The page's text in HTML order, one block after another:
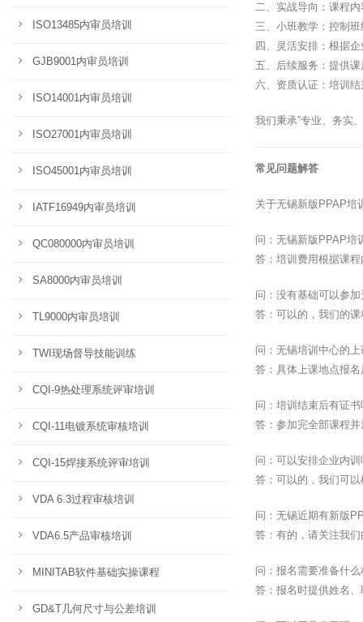
二、实战导向：课程
三、小班教学：控制
四、灵活安排：根据
五、后续服务：提供
六、资质认证：培训
我们秉承”专业、务实
常见问题解答
关于无锡新版PPAP培
问：无锡新版PPAP培
答：培训费用根据课
问：没有基础可以参
答：可以的，我们的
问：无锡培训中心的
答：具体上课地点报
问：培训结束后有证书
答：参加完全部课程
问：可以安排企业内训
答：可以的，我们可
问：无锡近期有新版
答：有的，请关注我
问：报名需要准备什
答：报名时提供姓名
ISO13485内审员培训
GJB9001内审员培训
ISO14001内审员培训
ISO27001内审员培训
ISO45001内审员培训
IATF16949内审员培训
QC080000内审员培训
SA8000内审员培训
TL9000内审员培训
TWI现场督导技能训练
CQI-9热处理系统评审培训
CQI-11电镀系统审核培训
CQI-15焊接系统评审培训
VDA 6.3过程审核培训
VDA6.5产品审核培训
MINITAB软件基础实操课程
GD&T几何尺寸与公差培训